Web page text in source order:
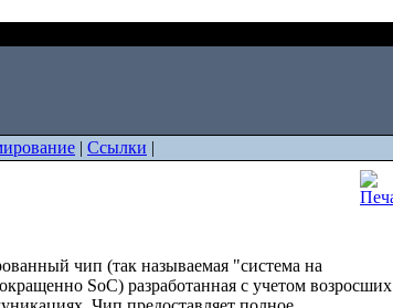
| Ссылки |
чип (так называемая "система на
SoC) разработанная с учетом возросших